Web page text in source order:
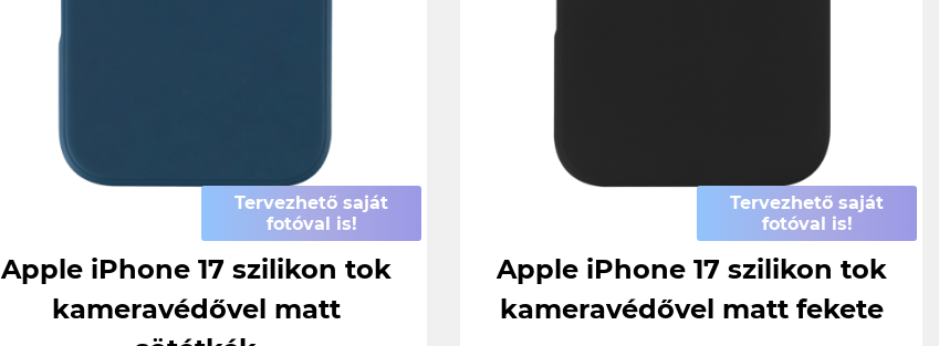
Tervezhető saját
fotóval is!
Apple iPhone 17 szilikon tok
kameravédővel matt
Tervezhető saját
fotóval is!
Apple iPhone 17 szilikon tok
kameravédővel matt fekete